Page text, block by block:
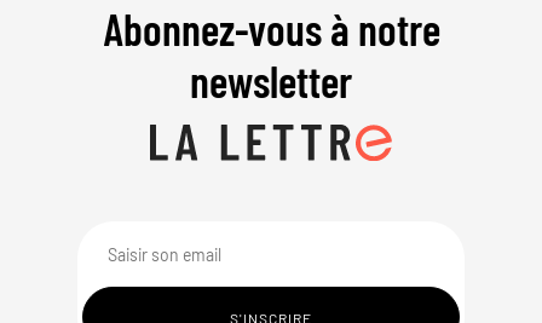
Abonnez-vous à notre
newsletter